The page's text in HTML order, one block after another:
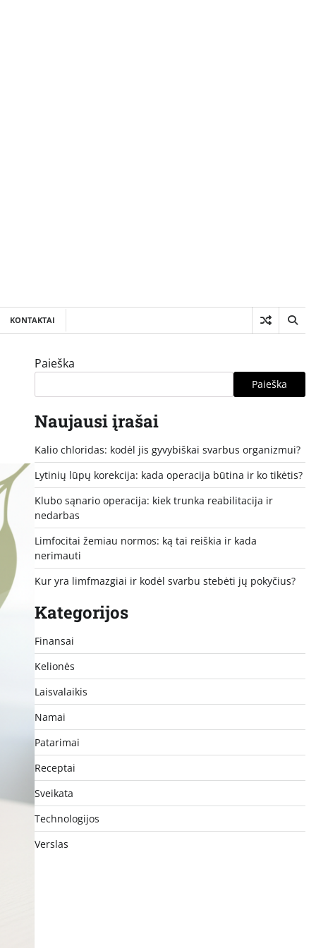
KONTAKTAI
Paieška
Paieška
Naujausi įrašai
Kalio chloridas: kodėl jis gyvybiškai svarbus organizmui?
Lytinių lūpų korekcija: kada operacija būtina ir ko tikėtis?
Klubo sąnario operacija: kiek trunka reabilitacija ir
nedarbas
Limfocitai žemiau normos: ką tai reiškia ir kada
nerimauti
Kur yra limfmazgiai ir kodėl svarbu stebėti jų pokyčius?
Kategorijos
Finansai
Kelionės
Laisvalaikis
Namai
Patarimai
Receptai
Sveikata
Technologijos
Verslas